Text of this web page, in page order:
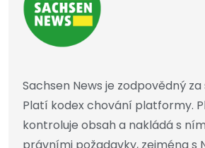
Sachsen News je zodpovědný
Platí kodex chování platformy.
kontroluje obsah a nakládá s